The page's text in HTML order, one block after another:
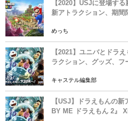
【2020】USJに登場す
新アトラクション、期間
めっち
【2021】ユニバとドラ
ラクション、グッズ、フ
キャステル編集部
【USJ】ドラえもんの
BY ME ドラえもん 2』